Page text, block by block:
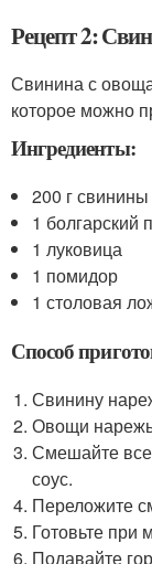
Рецепт 2:
Свинина с
которое можно
Ингредиенты:
200 г свинины
1 болгарский
1 луковица
1 помидор
1 столовая
Способ
Свинину
Овощи
Смешайте все
соус.
Переложите
Готовьте при
Подавайте